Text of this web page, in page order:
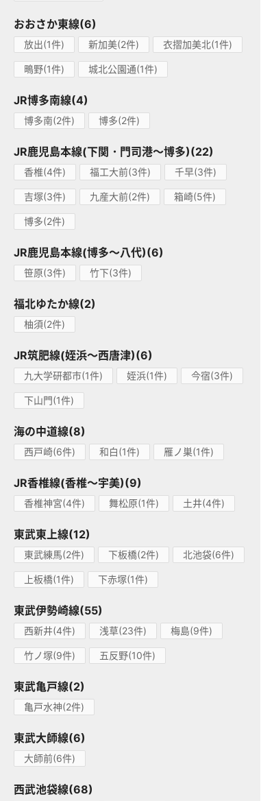
おおさか東線(6)
放出(1件) 新加美(2件) 衣摺加美北(1件)
鴫野(1件) 城北公園通(1件)
JR博多南線(4)
博多南(2件) 博多(2件)
JR鹿児島本線(下関・門司港～博多)(22)
香椎(4件) 福工大前(3件) 千早(3件)
吉塚(3件) 九産大前(2件) 箱崎(5件)
博多(2件)
JR鹿児島本線(博多～八代)(6)
笹原(3件) 竹下(3件)
福北ゆたか線(2)
柚須(2件)
JR筑肥線(姪浜～西唐津)(6)
九大学研都市(1件) 姪浜(1件) 今宿(3件)
下山門(1件)
海の中道線(8)
西戸崎(6件) 和白(1件) 雁ノ巣(1件)
JR香椎線(香椎～宇美)(9)
香椎神宮(4件) 舞松原(1件) 土井(4件)
東武東上線(12)
東武練馬(2件) 下板橋(2件) 北池袋(6件)
上板橋(1件) 下赤塚(1件)
東武伊勢崎線(55)
西新井(4件) 浅草(23件) 梅島(9件)
竹ノ塚(9件) 五反野(10件)
東武亀戸線(2)
亀戸水神(2件)
東武大師線(6)
大師前(6件)
西武池袋線(68)